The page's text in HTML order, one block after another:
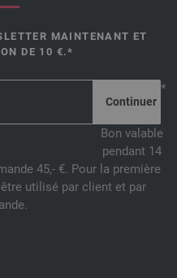
MAINTENANT ET
DE 10 €.*
*
Bon valable
pendant 14
45,- €. Pour la première
utilisé par client et par